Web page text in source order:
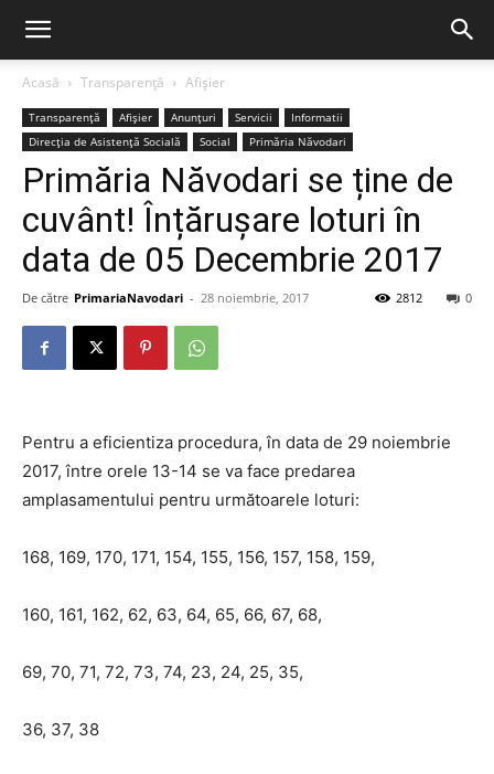
Acasă Transparență Afișier
Transparență Afișier Anunțuri Servicii
Informatii
Direcția de Asistență Socială
Social Primăria Năvodari
Primăria Năvodari se ține de
cuvânt! Înțărușare loturi în
data de 05 Decembrie 2017
De către PrimariaNavodari - 28 noiembrie, 2017 0
2812
Pentru a eficientiza procedura, în data de 29 noiembrie
2017, între orele 13-14 se va face predarea
amplasamentului pentru următoarele loturi:
168, 169, 170, 171, 154, 155, 156, 157, 158, 159,
160, 161, 162, 62, 63, 64, 65, 66, 67, 68,
69, 70, 71, 72, 73, 74, 23, 24, 25, 35,
36, 37, 38